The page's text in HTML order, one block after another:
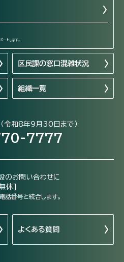
トします。
区民課の窓口混雑状況
組織一覧
（令和8年9月30日まで）
7777
のお問い合わせに
休]
番号と統合します。
よくある質問